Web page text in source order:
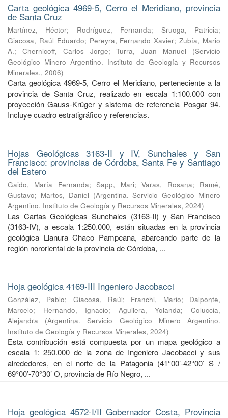
Carta geológica 4969-5, Cerro el Meridiano, provincia
de Santa Cruz
Martínez, Héctor; Rodríguez, Fernanda; Sruoga, Patricia;
Giacosa, Raúl Eduardo; Pereyra, Fernando Xavier;Zubía, Mario
A.; Chernicoff, Carlos Jorge;Turra, Juan Manuel (Servicio
Geológico Minero Argentino. Instituto de Geología y Recursos
Minerales., 2006)
Carta geológica 4969-5, Cerro el Meridiano, perteneciente a la
provincia de Santa Cruz, realizado en escala 1:100.000 con
proyección Gauss-Krüger y sistema de referencia Posgar 94.
Incluye cuadro estratigráfico y referencias.
Hojas Geológicas 3163-II y IV, Sunchales y San
Francisco: provincias de Córdoba, Santa Fe y Santiago
del Estero
Gaido, María Fernanda;Sapp, Mari;Varas, Rosana; Ramé,
Gustavo; Martos, Daniel (Argentina. Servicio Geológico Minero
Argentino. Instituto de Geología y Recursos Minerales, 2024)
Las Cartas Geológicas Sunchales (3163-II) y San Francisco
(3163-IV), a escala 1:250.000, están situadas en la provincia
geológica Llanura Chaco Pampeana, abarcando parte de la
región nororiental de la provincia de Córdoba, ...
Hoja geológica 4169-III Ingeniero Jacobacci
González, Pablo; Giacosa, Raúl; Franchi, Mario; Dalponte,
Marcelo; Hernando, Ignacio; Aguilera, Yolanda;Coluccia,
Alejandra
(Argentina. Servicio Geológico Minero Argentino.
Instituto de Geología y Recursos Minerales, 2024)
Esta contribución está compuesta por un mapa geológico a
escala 1: 250.000 de la zona de Ingeniero Jacobacci y sus
alrededores, en el norte de la Patagonia (41°00’-42°00’ S /
69°00’-70°30’ O, provincia de Río Negro, ...
Hoja geológica 4572-I/II Gobernador Costa, Provincia